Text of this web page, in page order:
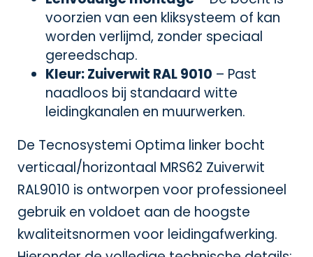
voorzien van een kliksysteem of kan
worden verlijmd, zonder speciaal
gereedschap.
Kleur: Zuiverwit RAL 9010 – Past
naadloos bij standaard witte
leidingkanalen en muurwerken.
De Tecnosystemi Optima linker bocht
verticaal/horizontaal MRS62 Zuiverwit
RAL9010 is ontworpen voor professioneel
gebruik en voldoet aan de hoogste
kwaliteitsnormen voor leidingafwerking.